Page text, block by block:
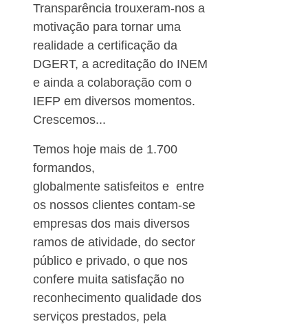
Transparência trouxeram-nos a
motivação para tornar uma
realidade a certificação da
DGERT, a acreditação do INEM
e ainda a colaboração com o
IEFP em diversos momentos.
Crescemos...
Temos hoje mais de 1.700
formandos,
globalmente satisfeitos e entre
os nossos clientes contam-se
empresas dos mais diversos
ramos de atividade, do sector
público e privado, o que nos
confere muita satisfação no
reconhecimento qualidade dos
serviços prestados, pela